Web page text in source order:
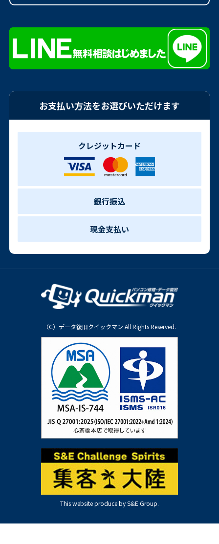
お支払い方法をお選びいただけます
クレジットカード
銀行振込
現金支払い
（C）データ復旧クイックマン All Rights Reserved.
This website produce by S&E Group.